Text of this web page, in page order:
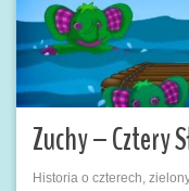
Zuchy – Cztery
Historia o czterech,